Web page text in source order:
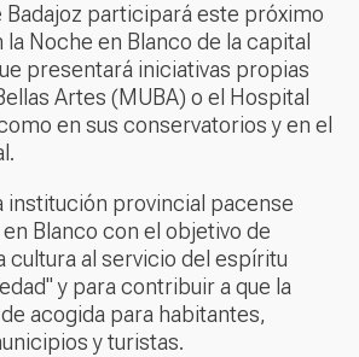
Badajoz participará este próximo
la Noche en Blanco de la capital
presentará iniciativas propias
Artes (MUBA) o el Hospital
en sus conservatorios y en el
institución provincial pacense
Blanco con el objetivo de
cultura al servicio del espíritu
y para contribuir a que la
acogida para habitantes,
y turistas.